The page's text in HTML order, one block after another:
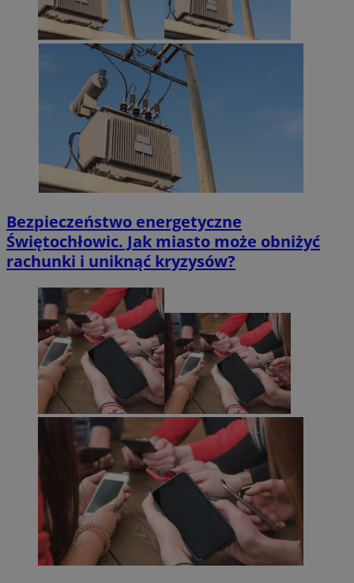
Bezpieczeństwo energetyczne
Świętochłowic. Jak miasto może obniżyć
rachunki i uniknąć kryzysów?